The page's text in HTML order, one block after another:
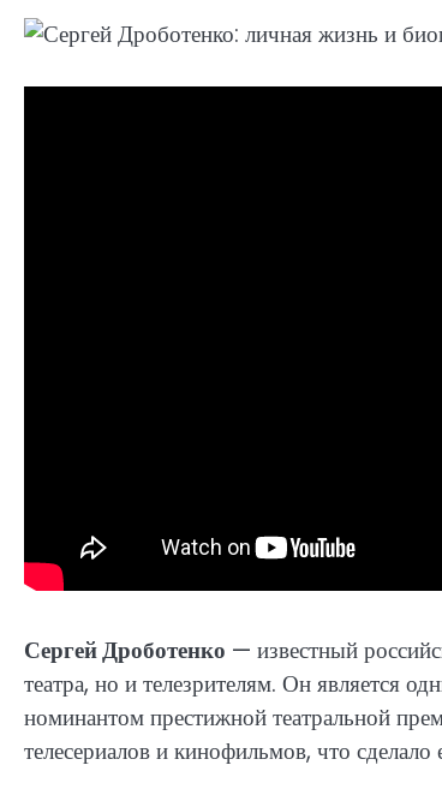
Сергей Дроботенко — известный
театра, но и телезрителям. Он является
номинантом престижной театральной
телесериалов и кинофильмов, что